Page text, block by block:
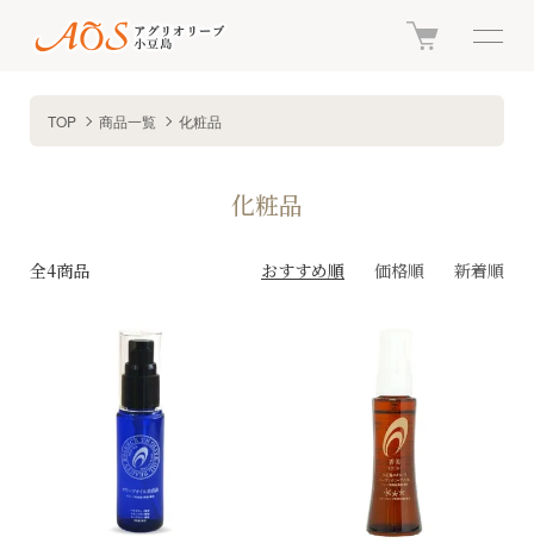
TOP 商品一覧 化粧品
化粧品
全4商品 おすすめ順 価格順 新着順